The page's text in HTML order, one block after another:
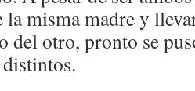
misma madre y
del otro, pronto se